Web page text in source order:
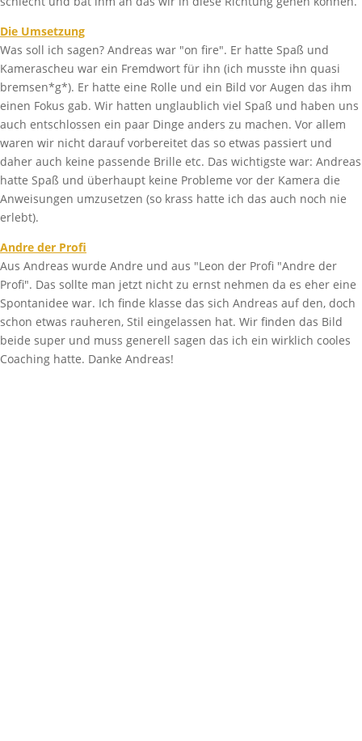
Die Umsetzung
Was soll ich sagen? Andreas war "on fire". Er hatte Spaß und
Kamerascheu war ein Fremdwort für ihn (ich musste ihn quasi
bremsen*g*). Er hatte eine Rolle und ein Bild vor Augen das ihm
einen Fokus gab. Wir hatten unglaublich viel Spaß und haben uns
auch entschlossen ein paar Dinge anders zu machen. Vor allem
waren wir nicht darauf vorbereitet das so etwas passiert und
daher auch keine passende Brille etc. Das wichtigste war: Andreas
hatte Spaß und überhaupt keine Probleme vor der Kamera die
Anweisungen umzusetzen (so krass hatte ich das auch noch nie
erlebt).
Andre der Profi
Aus Andreas wurde Andre und aus "Leon der Profi "Andre der
Profi". Das sollte man jetzt nicht zu ernst nehmen da es eher eine
Spontanidee war. Ich finde klasse das sich Andreas auf den, doch
schon etwas rauheren, Stil eingelassen hat. Wir finden das Bild
beide super und muss generell sagen das ich ein wirklich cooles
Coaching hatte. Danke Andreas!